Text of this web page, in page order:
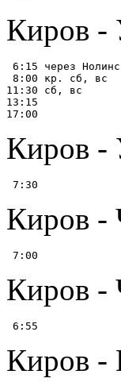
Киров -
6:15 через
8:00 кр. сб, вс
11:30 сб, вс
13:15
Киров -
Киров -
Киров -
Киров -